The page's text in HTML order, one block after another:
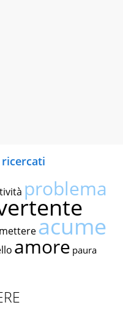
problema
acume
amore paura